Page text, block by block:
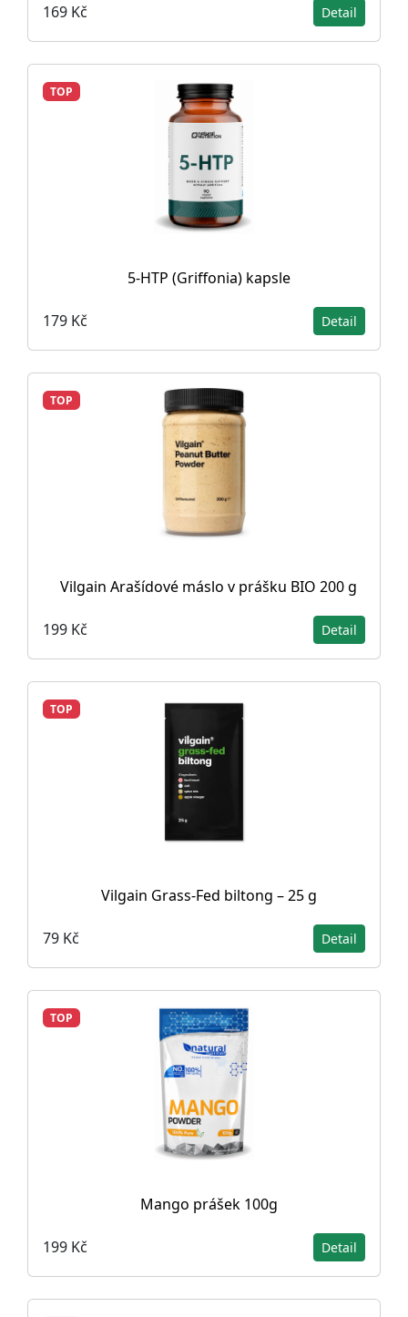
169 Kč Detail
TOP
5-HTP (Griffonia) kapsle
179 Kč Detail
TOP
Vilgain Arašídové máslo v prášku BIO 200 g
199 Kč Detail
TOP
Vilgain Grass-Fed biltong – 25 g
79 Kč Detail
TOP
Mango prášek 100g
199 Kč Detail